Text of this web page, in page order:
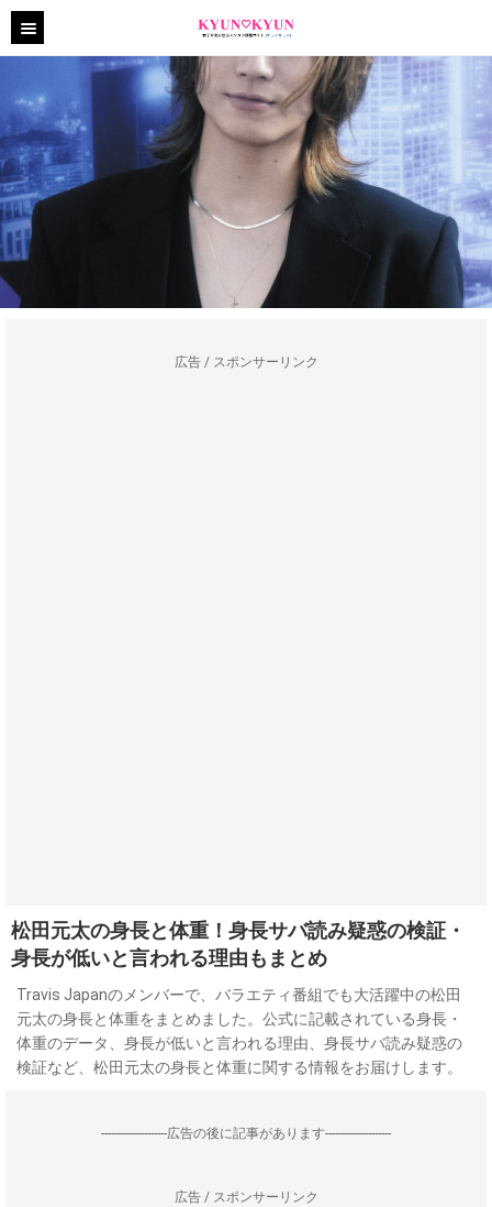
広告 / スポンサーリンク
松田元太の身長と体重！身長サバ読み疑惑の検証・
身長が低いと言われる理由もまとめ
Travis Japanのメンバーで、バラエティ番組でも大活躍中の松田
元太の身長と体重をまとめました。公式に記載されている身長・
体重のデータ、身長が低いと言われる理由、身長サバ読み疑惑の
検証など、松田元太の身長と体重に関する情報をお届けします。
--------------------広告の後に記事があります--------------------
広告 / スポンサーリンク